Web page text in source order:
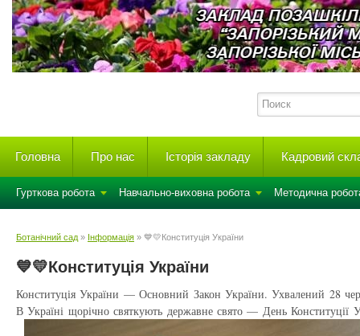
Головна Про нас Історія закладу Кадровий
Гурткова робота Навчально-виховна робота Методична
Ботанічний сад » Інформація » 💙💛Конституція України
💙💛Конституція України
Конституція України — Основний Закон України. Ухвалений 28
В Україні щорічно святкують державне свято — День Конституції